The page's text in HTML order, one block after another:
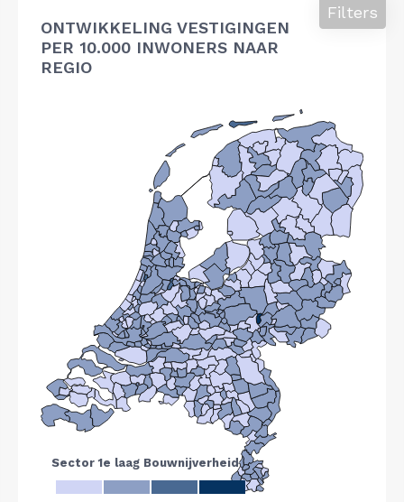
ONTWIKKELING VESTIGINGEN
PER 10.000 INWONERS NAAR
REGIO
Filters